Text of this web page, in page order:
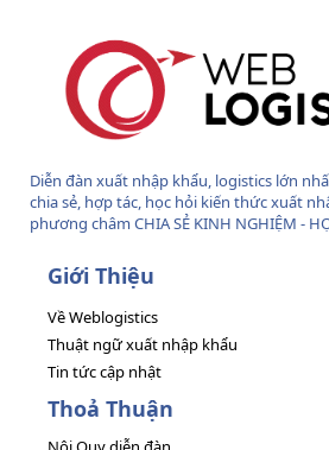
Diễn đàn xuất nhập khẩu, logistics lớn
chia sẻ, hợp tác, học hỏi kiến thức xuất
phương châm CHIA SẺ KINH NGHIỆM -
Giới Thiệu
Về Weblogistics
Thuật ngữ xuất nhập khẩu
Tin tức cập nhật
Thoả Thuận